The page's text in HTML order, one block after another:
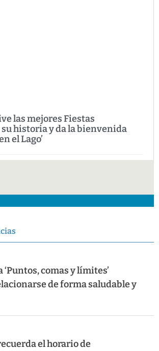
las mejores Fiestas
historia y da la bienvenida
el Lago’
comas y límites’
de forma saludable y
el horario de